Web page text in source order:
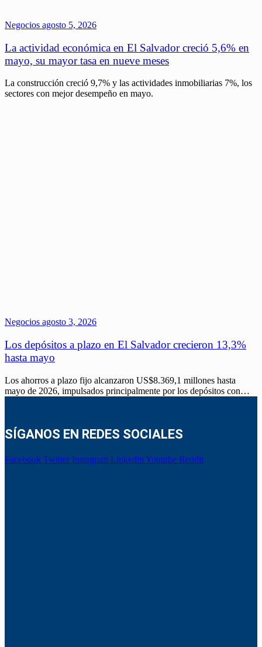
Negocios agosto 5, 2026
La actividad económica en El Salvador creció 5,6% en
mayo, su mayor tasa en nueve meses
La construcción creció 9,7% y las actividades inmobiliarias 7%, los
sectores con mejor desempeño en mayo.
Negocios agosto 3, 2026
Los depósitos a plazo en El Salvador crecieron 13,3%
hasta mayo
Los ahorros a plazo fijo alcanzaron US$8.369,1 millones hasta
mayo de 2026, impulsados principalmente por los depósitos con…
SÍGANOS EN REDES SOCIALES
Facebook Twitter Instagram Linkedin Youtube Reddit